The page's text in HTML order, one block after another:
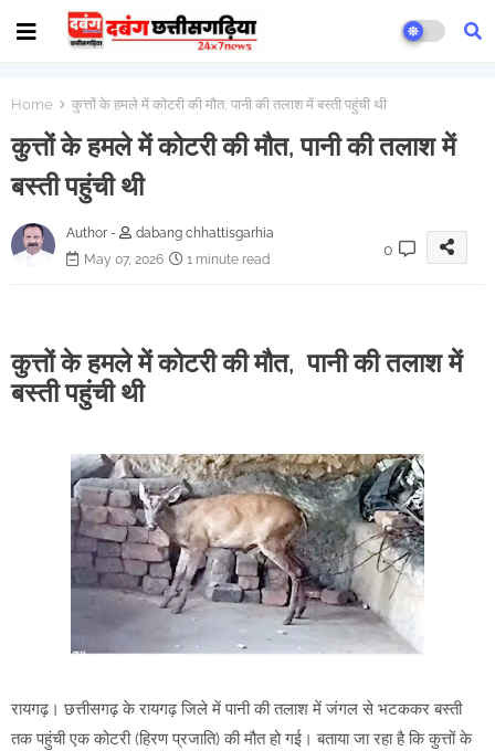
Home कुत्तों के हमले में कोटरी की मौत, पानी की तलाश में बस्ती पहुंची थी
कुत्तों के हमले में कोटरी की मौत, पानी की तलाश में
बस्ती पहुंची थी
Author -
dabang chhattisgarhia
May 07, 2026
1 minute read
0
कुत्तों के हमले में कोटरी की मौत, पानी की तलाश में
बस्ती पहुंची थी
रायगढ़। छत्तीसगढ़ के रायगढ़ जिले में पानी की तलाश में जंगल से भटककर बस्ती
तक पहुंची एक कोटरी (हिरण प्रजाति) की मौत हो गई। बताया जा रहा है कि कुत्तों के